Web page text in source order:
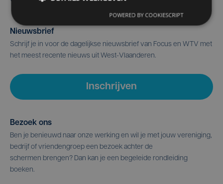
Nieuwsbrief
Schrijf je in voor de dagelijkse nieuwsbrief van Focus en WTV met
het meest recente nieuws uit West-Vlaanderen.
Inschrijven
Bezoek ons
Ben je benieuwd naar onze werking en wil je met jouw vereniging,
bedrijf of vriendengroep een bezoek achter de
schermen brengen? Dan kan je een begeleide rondleiding
boeken.
POWERED BY COOKIESCRIPT